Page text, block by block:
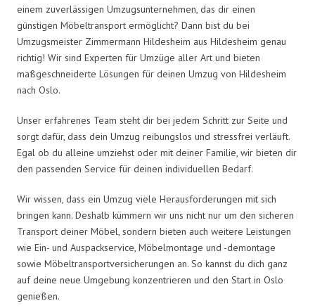
einem zuverlässigen Umzugsunternehmen, das dir einen
günstigen Möbeltransport ermöglicht? Dann bist du bei
Umzugsmeister Zimmermann Hildesheim aus Hildesheim genau
richtig! Wir sind Experten für Umzüge aller Art und bieten
maßgeschneiderte Lösungen für deinen Umzug von Hildesheim
nach Oslo.
Unser erfahrenes Team steht dir bei jedem Schritt zur Seite und
sorgt dafür, dass dein Umzug reibungslos und stressfrei verläuft.
Egal ob du alleine umziehst oder mit deiner Familie, wir bieten dir
den passenden Service für deinen individuellen Bedarf.
Wir wissen, dass ein Umzug viele Herausforderungen mit sich
bringen kann. Deshalb kümmern wir uns nicht nur um den sicheren
Transport deiner Möbel, sondern bieten auch weitere Leistungen
wie Ein- und Auspackservice, Möbelmontage und -demontage
sowie Möbeltransportversicherungen an. So kannst du dich ganz
auf deine neue Umgebung konzentrieren und den Start in Oslo
genießen.